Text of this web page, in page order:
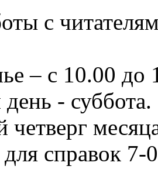
с
– с 10.00 до
- суббота.
четверг
справок 7-